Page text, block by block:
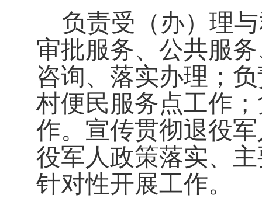
负责受（办）理
审批服务、公共服
咨询、落实办理；
村便民服务点工作 ；
作。宣传贯彻退役
役军人政策落实、
针对性开展工作。